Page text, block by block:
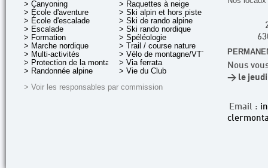
> Canyoning
> École d'aventure
> École d'escalade
> Escalade
> Formation
> Marche nordique
> Multi-activités
> Protection de la montagne
> Randonnée alpine
> Raquettes à neige
> Ski alpin et hors piste
> Ski de rando alpine
> Ski rando nordique
> Spéléologie
> Trail / course nature
> Vélo de montagne/VTT
> Via ferrata
> Vie du Club
> Voir les responsables par commission
Nous
> le jeudi
Email :